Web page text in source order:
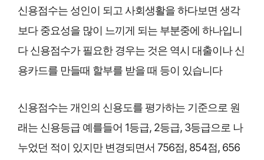
신용점수는 성인이 되고 사회생활을 하다보면 생각
보다 중요성을 많이 느끼게 되는 부분중에 하나입니
다 신용점수가 필요한 경우는 것은 역시 대출이나 신
용카드를 만들때 할부를 받을 때 등이 있습니다
신용점수는 개인의 신용도를 평가하는 기준으로 원
래는 신용등급 예를들어 1등급, 2등급, 3등급으로 나
누었던 적이 있지만 변경되면서 756점, 854점, 656